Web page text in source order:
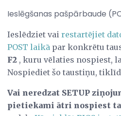
Ieslēgšanas pašpārbaude
Ieslēdziet vai restartējiet
POST laikā par konkrētu
F2 , kuru vēlaties nospiest,
Nospiediet šo taustiņu,
Vai neredzat SETUP
pietiekami ātri nospiest